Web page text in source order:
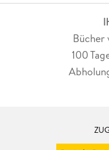
Bücher
100